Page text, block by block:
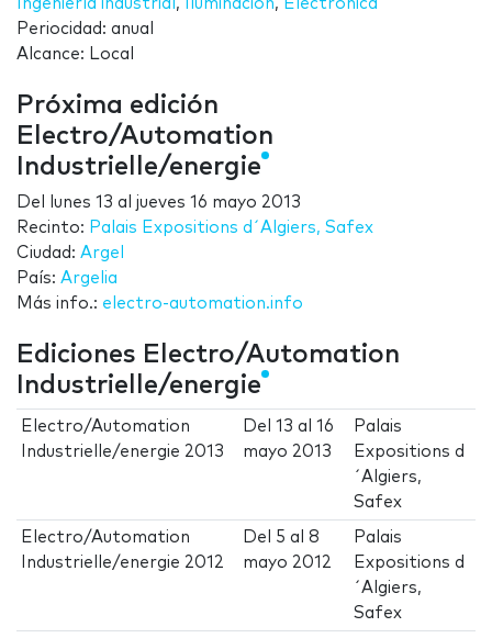
Ingeniería industrial , Iluminación, Electrónica
Periocidad: anual
Alcance: Local
Próxima edición
Electro/Automation
Industrielle/energie
Del lunes 13 al jueves 16 mayo 2013
Recinto: Palais Expositions d´Algiers, Safex
Ciudad: Argel
País: Argelia
Más info.: electro-automation.info
Ediciones Electro/Automation
Industrielle/energie
Electro/Automation
Industrielle/energie 2013
Del13 al16
mayo 2013
Palais
Expositions d
´Algiers,
Safex
Electro/Automation
Industrielle/energie 2012
Del 5 al8
mayo 2012
Palais
Expositions d
´Algiers,
Safex